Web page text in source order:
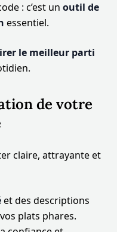
: c’est un outil de
essentiel.
le meilleur parti
de votre
claire, attrayante et
et des descriptions
plats phares.